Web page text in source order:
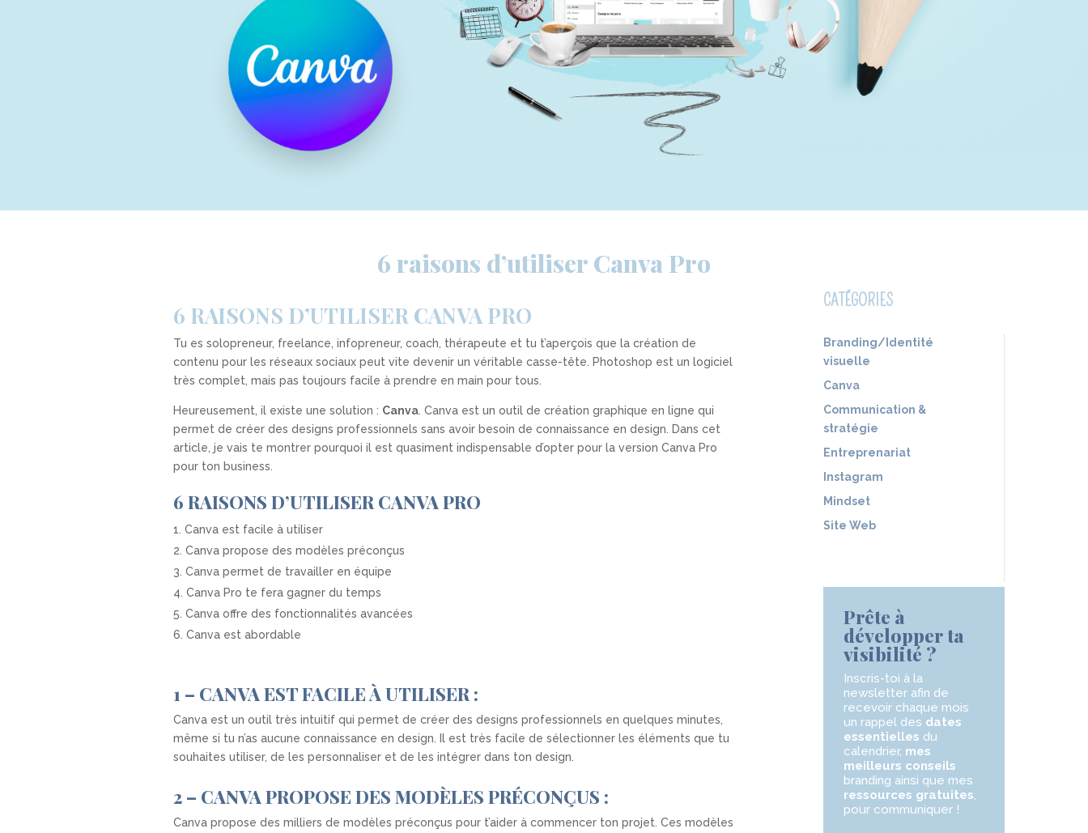
6 raisons d’utiliser Canva Pro
6 RAISONS D’UTILISER CANVA PRO
Tu es solopreneur, freelance, infopreneur, coach, thérapeute et tu t’aperçois que la création de
contenu pour les réseaux sociaux peut vite devenir un véritable casse-tête. Photoshop est un logiciel
très complet, mais pas toujours facile à prendre en main pour tous.
Heureusement, il existe une solution : Canva. Canva est un outil de création graphique en ligne qui
permet de créer des designs professionnels sans avoir besoin de connaissance en design. Dans cet
article, je vais te montrer pourquoi il est quasiment indispensable d’opter pour la version Canva Pro
pour ton business.
6 RAISONS D’UTILISER CANVA PRO
Canva est facile à utiliser
Canva propose des modèles préconçus
Canva permet de travailler en équipe
Canva Pro te fera gagner du temps
Canva offre des fonctionnalités avancées
Canva est abordable
1 – CANVA EST FACILE À UTILISER :
Canva est un outil très intuitif qui permet de créer des designs professionnels en quelques minutes,
même si tu n’as aucune connaissance en design. Il est très facile de sélectionner les éléments que tu
souhaites utiliser, de les personnaliser et de les intégrer dans ton design.
2 – CANVA PROPOSE DES MODÈLES PRÉCONÇUS :
Canva propose des milliers de modèles préconçus pour t’aider à commencer ton projet. Ces modèles
CATÉGORIES
Branding/Identité
visuelle
Canva
Communication &
stratégie
Entreprenariat
Instagram
Mindset
Site Web
Prête à
développer ta
visibilité ?
Inscris-toi à la
newsletterafin de
recevoir chaque mois
un rappel des dates
essentielles du
calendrier, mes
meilleurs conseils
branding ainsi que mes
ressources gratuites,
pour communiquer !